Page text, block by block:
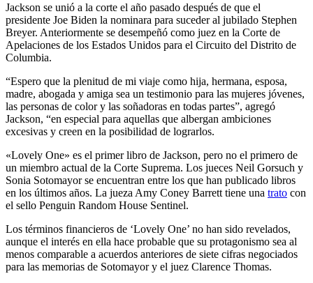
Jackson se unió a la corte el año pasado después de que el
presidente Joe Biden la nominara para suceder al jubilado Stephen
Breyer. Anteriormente se desempeñó como juez en la Corte de
Apelaciones de los Estados Unidos para el Circuito del Distrito de
Columbia.
“Espero que la plenitud de mi viaje como hija, hermana, esposa,
madre, abogada y amiga sea un testimonio para las mujeres jóvenes,
las personas de color y las soñadoras en todas partes”, agregó
Jackson, “en especial para aquellas que albergan ambiciones
excesivas y creen en la posibilidad de lograrlos.
«Lovely One» es el primer libro de Jackson, pero no el primero de
un miembro actual de la Corte Suprema. Los jueces Neil Gorsuch y
Sonia Sotomayor se encuentran entre los que han publicado libros
en los últimos años. La jueza Amy Coney Barrett tiene una trato con
el sello Penguin Random House Sentinel.
Los términos financieros de ‘Lovely One’ no han sido revelados,
aunque el interés en ella hace probable que su protagonismo sea al
menos comparable a acuerdos anteriores de siete cifras negociados
para las memorias de Sotomayor y el juez Clarence Thomas.